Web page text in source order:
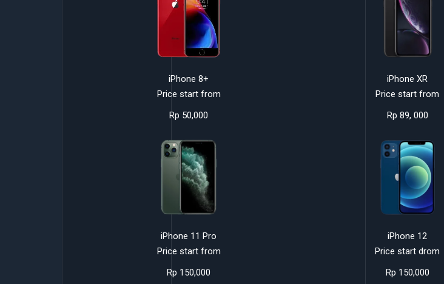
iPhone 8+
Price start from
Rp 50,000
iPhone XR
Price start from
Rp 89, 000
iPhone 11 Pro
Price start from
Rp 150,000
iPhone 12
Price start drom
Rp 150,000